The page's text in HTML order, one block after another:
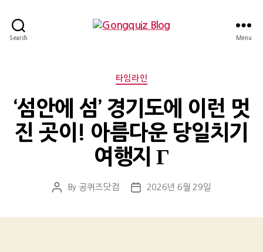
Search Menu
Categories
타임라인
‘섬안에 섬’ 경기도에 이런 멋
진 곳이! 아름다운 당일치기
여행지 Г
PostBy 공퀴즈닷컴
Post2026년 6월 29일